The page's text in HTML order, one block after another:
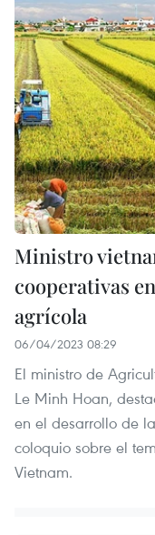
Ministro
cooperativas
agrícola
06/04/2023 08:29
El ministro de
Le Minh Hoan,
en el desarrollo de
coloquio sobre el
Vietnam.